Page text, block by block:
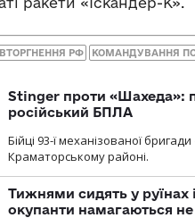
ВТОРГНЕННЯ РФ КОМАНДУВАННЯ
Stinger проти «Шахеда»:
російський БПЛА
Бійці 93-ї механізованої
Краматорському районі.
Тижнями сидять у руїнах
окупанти намагаються не